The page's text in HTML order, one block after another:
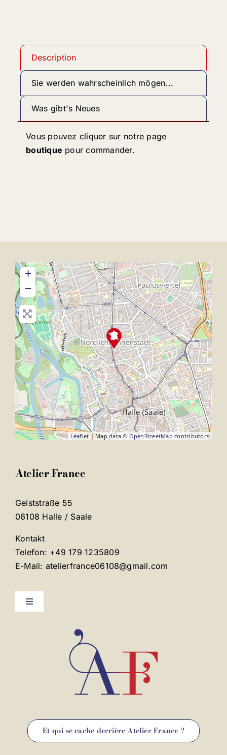
Description
Sie werden wahrscheinlich mögen...
Was gibt's Neues
Vous pouvez cliquer sur notre page
boutique pour commander.
+
−
Leaflet | Map data © OpenStreetMap contributors
Atelier France
Geiststraße 55
06108 Halle / Saale
Kontakt
Telefon: +49 179 1235809
E-Mail: atelierfrance06108@gmail.com
Toggle
Mentions légales
Et qui se cache derrière Atelier France ?